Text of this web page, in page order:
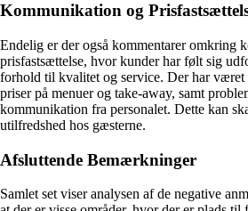
Kommunikation og
Endelig er der også kommentarer omkring
prisfastsættelse, hvor kunder har følt sig
forhold til kvalitet og service. Der har været
priser på menuer og take-away, samt
kommunikation fra personalet. Dette kan
utilfredshed hos gæsterne.
Afsluttende Bemærkninger
Samlet set viser analysen af de negative